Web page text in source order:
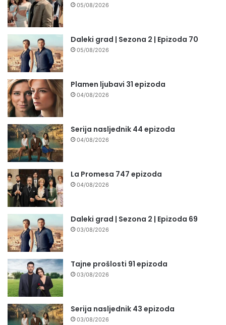
05/08/2026
Daleki grad | Sezona 2 | Epizoda 70
05/08/2026
Plamen ljubavi 31 epizoda
04/08/2026
Serija nasljednik 44 epizoda
04/08/2026
La Promesa 747 epizoda
04/08/2026
Daleki grad | Sezona 2 | Epizoda 69
03/08/2026
Tajne prošlosti 91 epizoda
03/08/2026
Serija nasljednik 43 epizoda
03/08/2026